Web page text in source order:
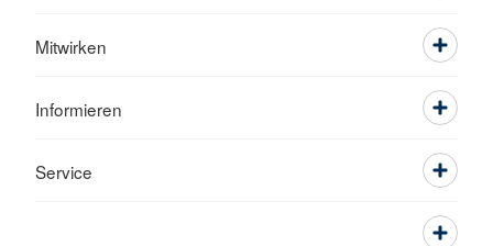
Mitwirken
Informieren
Service